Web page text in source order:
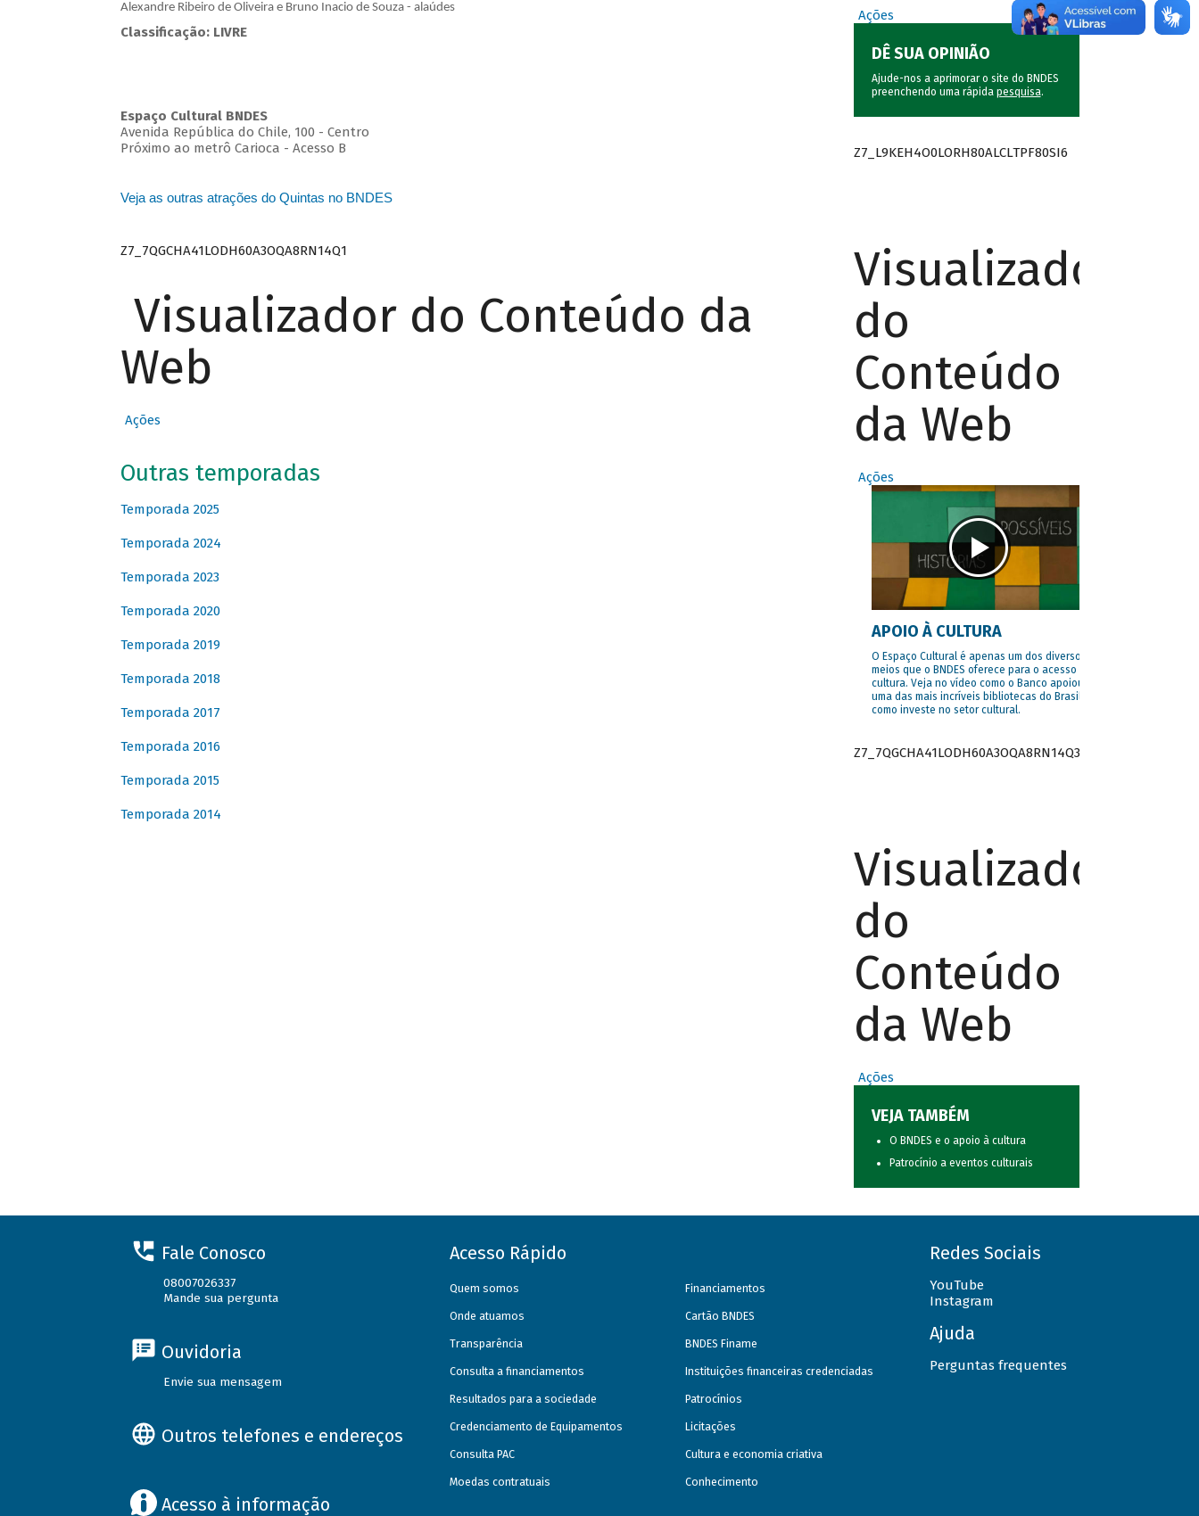
Alexandre Ribeiro de Oliveira e Bruno Inacio de Souza - alaúdes
Classificação: LIVRE
Espaço Cultural BNDES
Avenida República do Chile, 100 - Centro
Próximo ao metrô Carioca - Acesso B
Veja as outras atrações do Quintas no BNDES
Z7_7QGCHA41LODH60A3OQA8RN14Q1
Visualizador do Conteúdo da
Web
Ações
Outras temporadas
Temporada 2025
Temporada 2024
Temporada 2023
Temporada 2020
Temporada 2019
Temporada 2018
Temporada 2017
Temporada 2016
Temporada 2015
Temporada 2014
Ações
DÊ SUA OPINIÃO
Ajude-nos a aprimorar o site do BNDES
preenchendo uma rápida pesquisa.
Z7_L9KEH4O0LORH80ALCLTPF80SI6
Visualizador
do
Conteúdo
da Web
Ações
APOIO À CULTURA
O Espaço Cultural é apenas um dos diversos
meios que o BNDES oferece para o acesso à
cultura. Veja no vídeo como o Banco apoiou
uma das mais incríveis bibliotecas do Brasil e
como investe no setor cultural.
Z7_7QGCHA41LODH60A3OQA8RN14Q3
Visualizador
do
Conteúdo
da Web
Ações
VEJA TAMBÉM
O BNDES e o apoio à cultura
Patrocínio a eventos culturais
Fale Conosco
08007026337
Mande sua pergunta
Ouvidoria
Envie sua mensagem
Outros telefones e endereços
Acesso à informação
Acesso Rápido
Quem somos
Onde atuamos
Transparência
Consulta a financiamentos
Resultados para a sociedade
Credenciamento de Equipamentos
Consulta PAC
Moedas contratuais
Financiamentos
Cartão BNDES
BNDES Finame
Instituições financeiras credenciadas
Patrocínios
Licitações
Cultura e economia criativa
Conhecimento
Redes Sociais
YouTube
Instagram
Ajuda
Perguntas frequentes